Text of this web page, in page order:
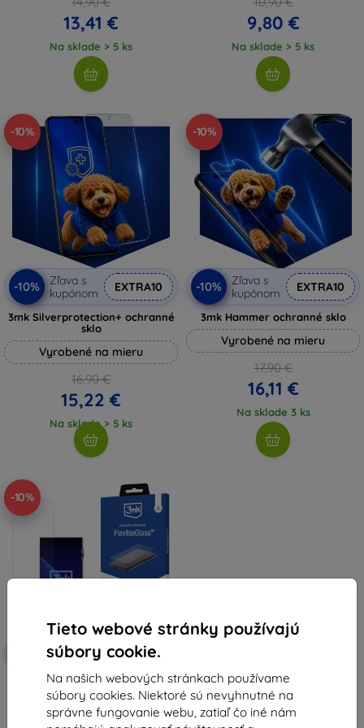
Tieto webové stránky používajú
súbory cookie.
Na našich webových stránkach používame
súbory cookies. Niektoré sú nevyhnutné na
správne fungovanie webu, zatiaľ čo iné nám
13,41 €
Na sklade > 5 ks
9,80 €
Na sklade > 5 ks
-10%
-10%
Zľava s
kupónom
EXTRA10
3mk Silverprotection+ ochranné
sklo
Vyrobené na mieru
16,90 €
15,22 €
Na sklade > 5 ks
-10%
-10%
Zľava s
kupónom
EXTRA10
3mk Hammer ochranné sklo
Vyrobené na mieru
17,90 €
16,11 €
Na sklade 3 ks
-10%
Zľava s
kupónom
EXTRA10
3mk FlexibleGlass hybridné
tvrdené sklo pre iBasso DX340
8,91 €